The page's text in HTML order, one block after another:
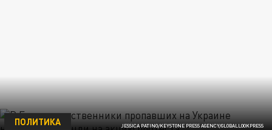
JESSICA PATINO/KEYSTONE PRESS AGENCY/GLOBALLOOKPRESS
ПОЛИТИКА